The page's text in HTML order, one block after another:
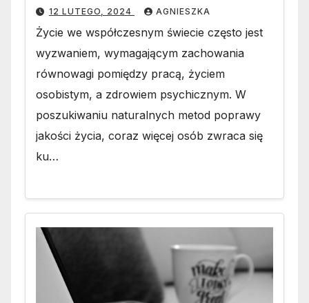
12 LUTEGO, 2024 AGNIESZKA
Życie we współczesnym świecie często jest
wyzwaniem, wymagającym zachowania
równowagi pomiędzy pracą, życiem
osobistym, a zdrowiem psychicznym. W
poszukiwaniu naturalnych metod poprawy
jakości życia, coraz więcej osób zwraca się
ku…